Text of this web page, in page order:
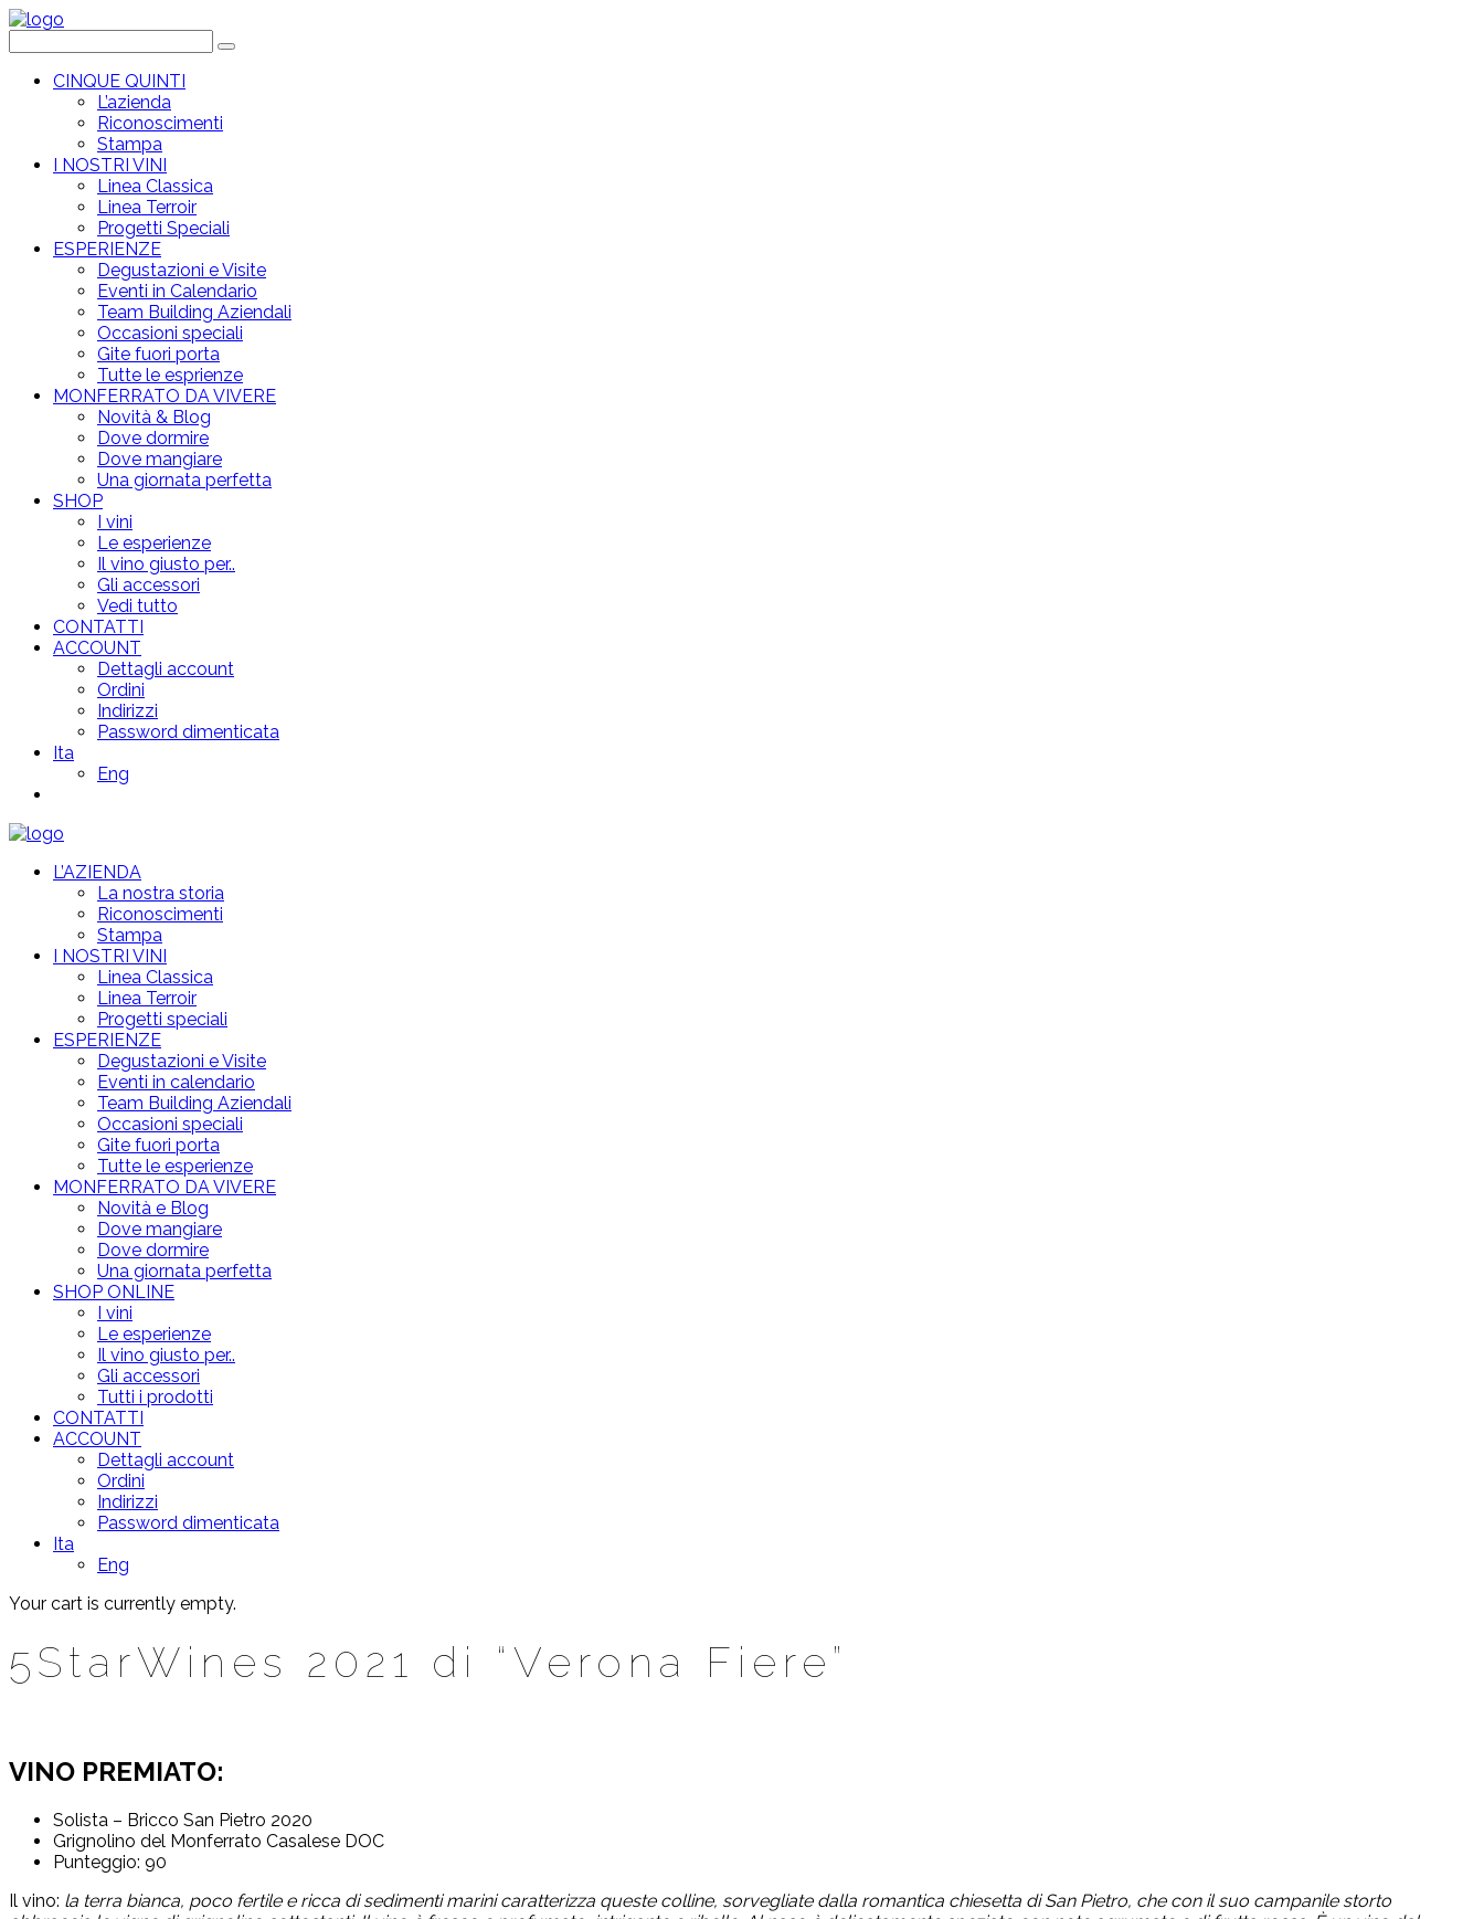
CINQUE QUINTI
L’azienda
Riconoscimenti
Stampa
I NOSTRI VINI
Linea Classica
Linea Terroir
Progetti Speciali
ESPERIENZE
Degustazioni e Visite
Eventi in Calendario
Team Building Aziendali
Occasioni speciali
Gite fuori porta
Tutte le esprienze
MONFERRATO DA VIVERE
Novità & Blog
Dove dormire
Dove mangiare
Una giornata perfetta
SHOP
I vini
Le esperienze
Il vino giusto per..
Gli accessori
Vedi tutto
CONTATTI
ACCOUNT
Dettagli account
Ordini
Indirizzi
Password dimenticata
Ita
Eng
L’AZIENDA
La nostra storia
Riconoscimenti
Stampa
I NOSTRI VINI
Linea Classica
Linea Terroir
Progetti speciali
ESPERIENZE
Degustazioni e Visite
Eventi in calendario
Team Building Aziendali
Occasioni speciali
Gite fuori porta
Tutte le esperienze
MONFERRATO DA VIVERE
Novità e Blog
Dove mangiare
Dove dormire
Una giornata perfetta
SHOP ONLINE
I vini
Le esperienze
Il vino giusto per..
Gli accessori
Tutti i prodotti
CONTATTI
ACCOUNT
Dettagli account
Ordini
Indirizzi
Password dimenticata
Ita
Eng
Your cart is currently empty.
5StarWines 2021 di “Verona Fiere”
VINO PREMIATO:
Solista – Bricco San Pietro 2020
Grignolino del Monferrato Casalese DOC
Punteggio: 90
Il vino: la terra bianca, poco fertile e ricca di sedimenti marini caratterizza queste colline, sorvegliate dalla romantica chiesetta di San Pietro, che con il suo campanile storto